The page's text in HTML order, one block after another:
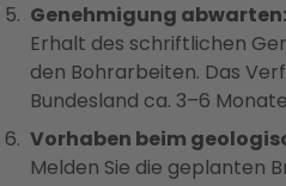
Genehmigung abwarten:
Erhalt des schriftlichen
den Bohrarbeiten. Das
Bundesland ca. 3–6
Vorhaben beim
Melden Sie die geplanten